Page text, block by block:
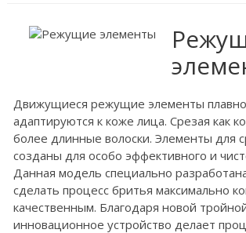
Движущиеся режущие элементы плавно
адаптируются к коже лица. Срезая как
более длинные волоски. Элементы для
созданы для особо эффективного и
Данная модель специально
сделать процесс бритья максимально
качественным. Благодаря новой
инновационное устройство делает